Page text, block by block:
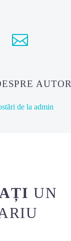
AUTOR
de la admin
UN